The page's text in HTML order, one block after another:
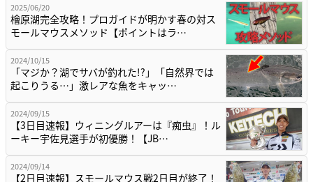
2025/06/20
檜原湖完全攻略！プロガイドが明かす春の対ス
モールマウスメソッド【ポイントはラ…
2024/10/15
「マジか？湖でサバが釣れた!?」「自然界では
起こりうる…」激レアな魚をキャッ…
2024/09/15
【3日目速報】ウィニングルアーは『痴虫』！ル
ーキー宇佐見選手が初優勝！【JB…
2024/09/14
【2日目速報】スモールマウス戦2日目が終了！